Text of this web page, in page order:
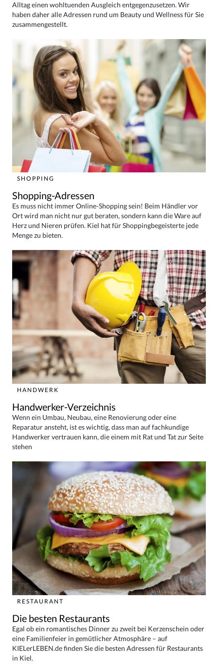
Alltag einen wohltuenden Ausgleich entgegenzusetzen. Wir
haben daher alle Adressen rund um Beauty und Wellness für Sie
zusammengestellt.
SHOPPING
Shopping-Adressen
Es muss nicht immer Online-Shopping sein! Beim Händler vor
Ort wird man nicht nur gut beraten, sondern kann die Ware auf
Herz und Nieren prüfen. Kiel hat für Shoppingbegeisterte jede
Menge zu bieten.
HANDWERK
Handwerker-Verzeichnis
Wenn ein Umbau, Neubau, eine Renovierung oder eine
Reparatur ansteht, ist es wichtig, dass man auf fachkundige
Handwerker vertrauen kann, die einem mit Rat und Tat zur Seite
stehen
RESTAURANT
Die besten Restaurants
Egal ob ein romantisches Dinner zu zweit bei Kerzenschein oder
eine Familienfeier in gemütlicher Atmosphäre – auf
KIELerLEBEN.de finden Sie die besten Adressen für Restaurants
in Kiel.